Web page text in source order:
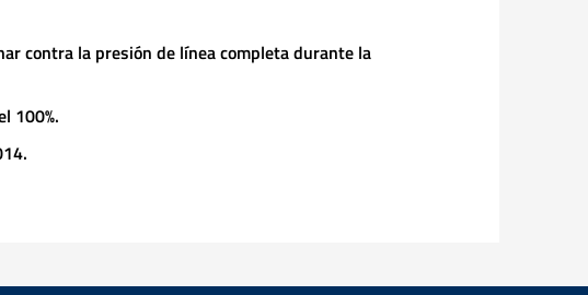
contra la presión de línea completa durante la
100%.